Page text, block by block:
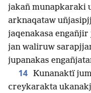
jakañ munapkaraki
arknaqataw
jaqenakasa engañjir
jan waliruw
jupanakas
14 Kunanaktï
creykarakta